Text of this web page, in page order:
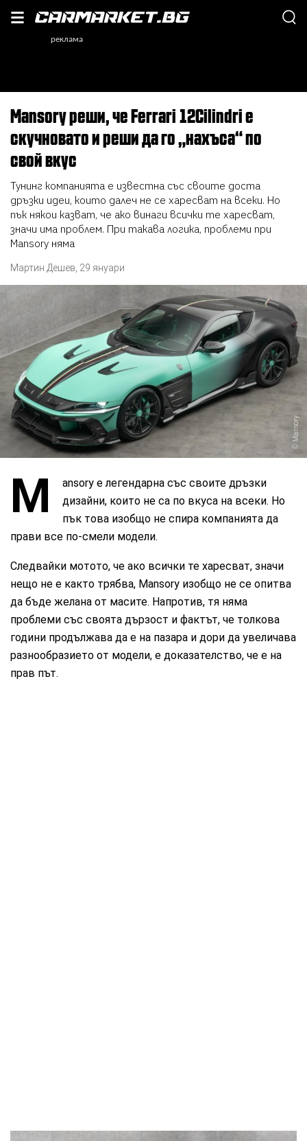
Mansory реши, че Ferrari 12Cilindri е
скучновато и реши да го „нахъса“ по
свой вкус
Тунинг компанията е известна със своите доста
дръзки идеи, които далеч не се харесват на всеки. Но
пък някои казват, че ако винаги всички те харесват,
значи има проблем. При такава логика, проблеми при
Mansory няма
Мартин Дешев 29 януари
Mansory
M
ansory е легендарна със своите дръзки
дизайни, които не са по вкуса на всеки. Но
пък това изобщо не спира компанията да
прави все по-смели модели.
Следвайки мотото, че ако всички те харесват, значи
нещо не е както трябва, Mansory изобщо не се опитва
да бъде желана от масите. Напротив, тя няма
проблеми със своята дързост и фактът, че толкова
години продължава да е на пазара и дори да увеличава
разнообразието от модели, е доказателство, че е на
прав път.